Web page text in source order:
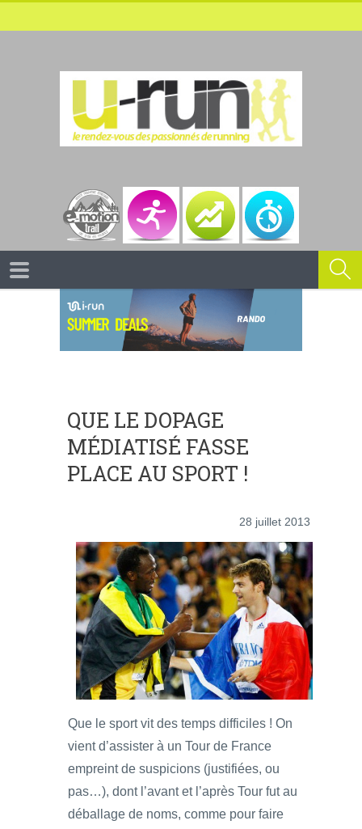
QUE LE DOPAGE
MÉDIATISÉ FASSE
PLACE AU SPORT !
28 juillet 2013
Que le sport vit des temps difficiles ! On
vient d’assister à un Tour de France
empreint de suspicions (justifiées, ou
pas…), dont l’avant et l’après Tour fut au
déballage de noms, comme pour faire